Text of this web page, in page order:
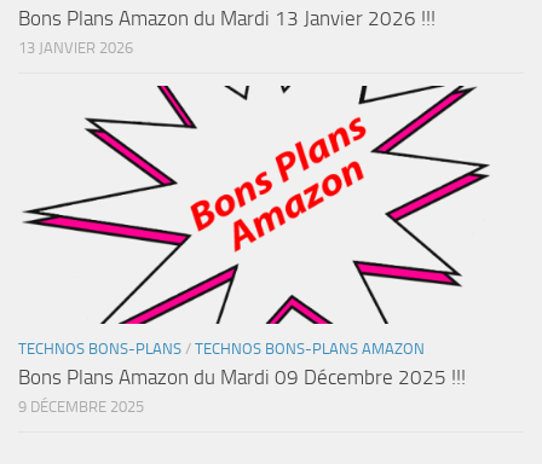
Bons Plans Amazon du Mardi 13 Janvier 2026 !!!
13 JANVIER 2026
TECHNOS BONS-PLANS / TECHNOS BONS-PLANS AMAZON
Bons Plans Amazon du Mardi 09 Décembre 2025 !!!
9 DÉCEMBRE 2025